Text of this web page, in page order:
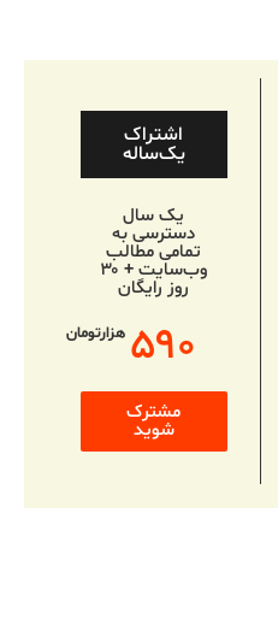
اشتراک
یک‌ساله
یک سال
دسترسی به
تمامی مطالب
وب‌سایت + ۳۰
روز رایگان
۵۹۰ هزارتومان
مشترک
شوید